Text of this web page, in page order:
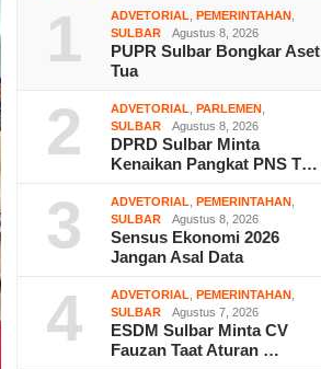
1 ADVETORIAL ,PEMERINTAHAN
SULBAR
Agustus 8, 2026
PUPR Sulbar Bongkar Aset
Tua
2 ADVETORIAL ,PARLEMEN
SULBAR
Agustus 8, 2026
DPRD Sulbar Minta
Kenaikan Pangkat PNS T…
3 ADVETORIAL ,PEMERINTAHAN
SULBAR
Agustus 8, 2026
Sensus Ekonomi 2026
Jangan Asal Data
4 ADVETORIAL ,PEMERINTAHAN
SULBAR
Agustus 7, 2026
ESDM Sulbar Minta CV
Fauzan Taat Aturan …